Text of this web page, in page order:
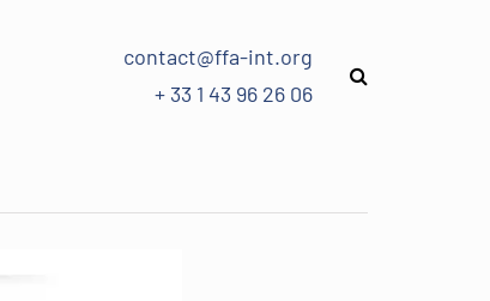
contact@ffa-int.org
+ 33 1 43 96 26 06